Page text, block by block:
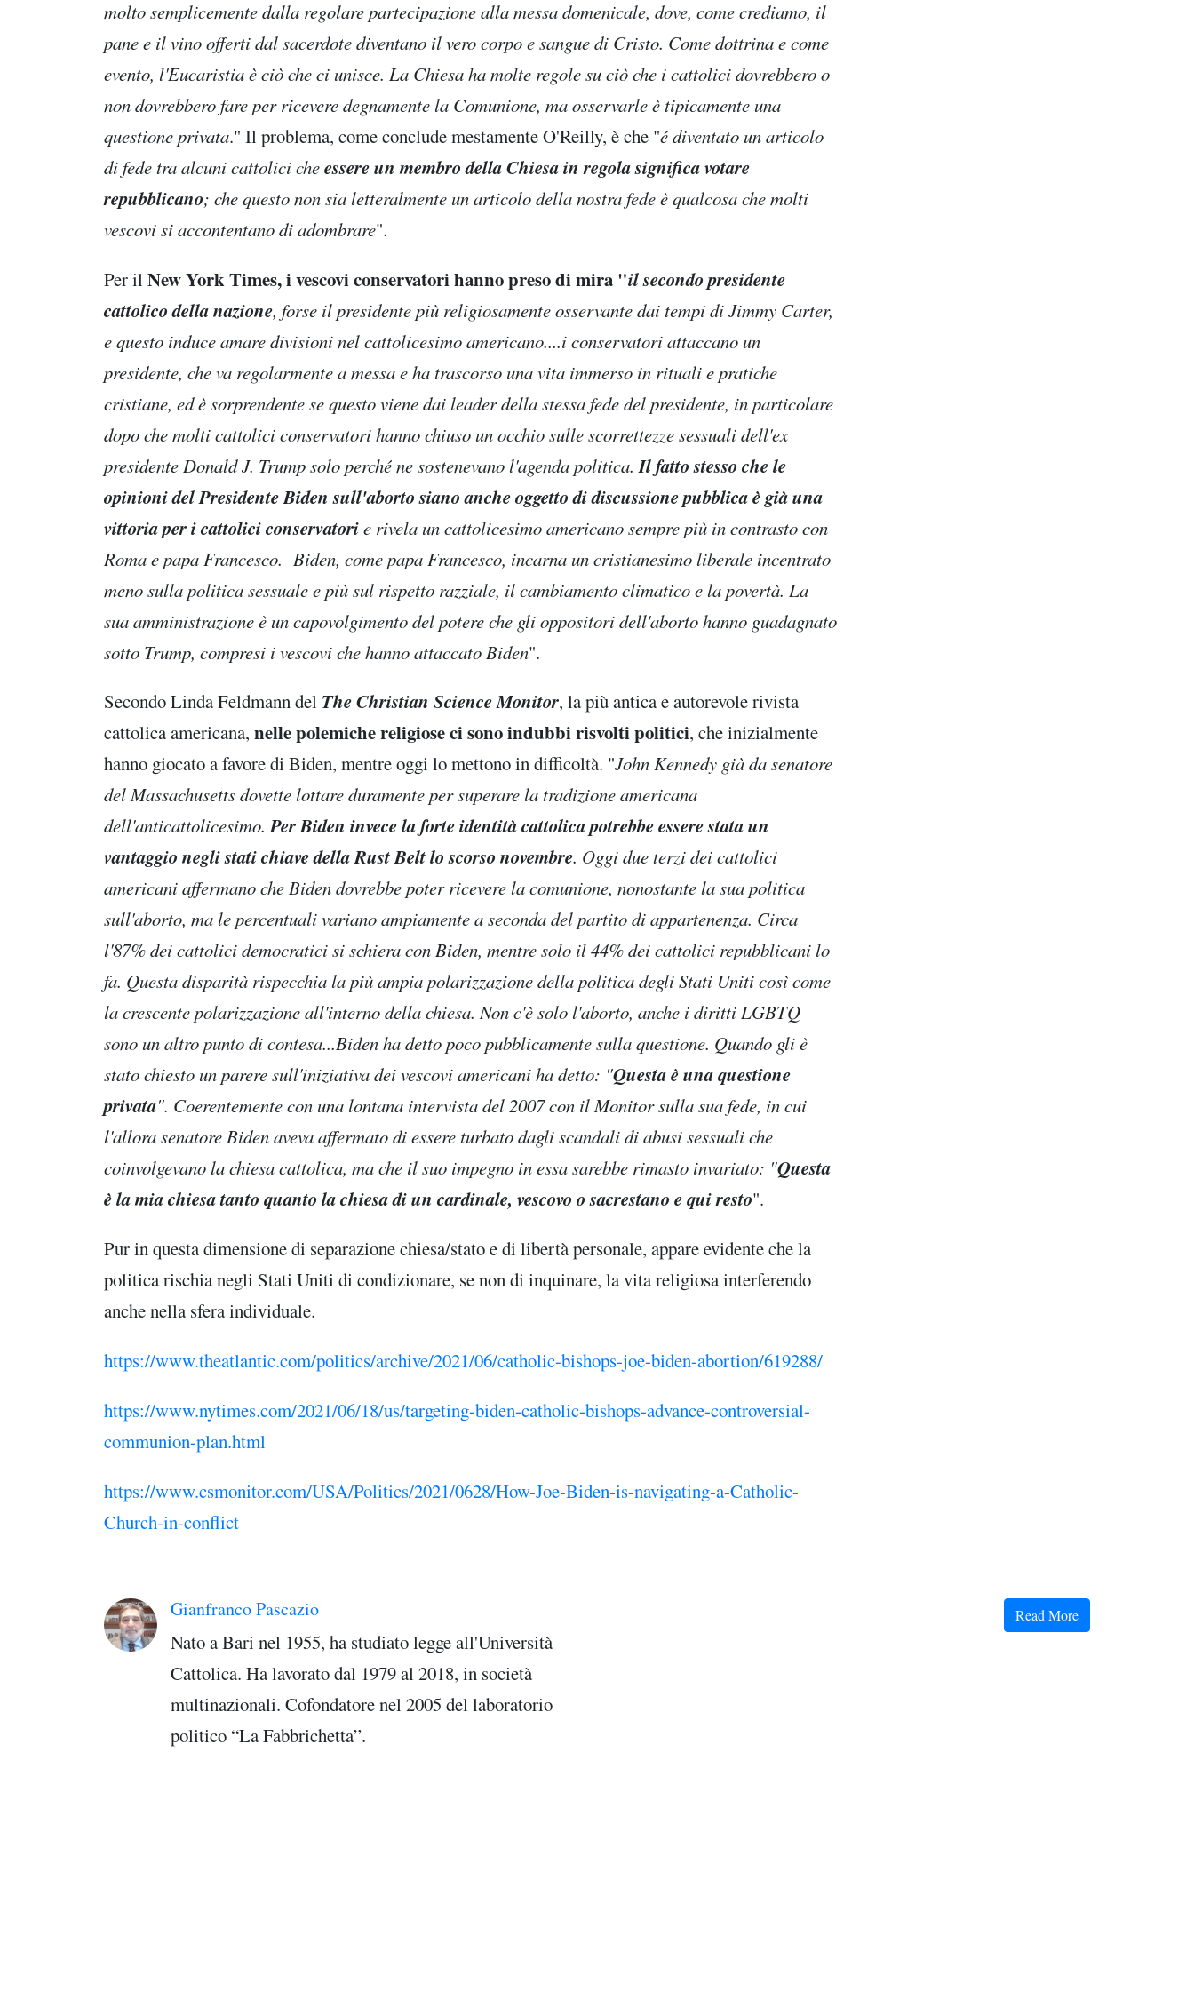
molto semplicemente dalla regolare partecipazione alla messa domenicale, dove, come crediamo, il
pane e il vino offerti dal sacerdote diventano il vero corpo e sangue di Cristo. Come dottrina e come
evento, l'Eucaristia è ciò che ci unisce. La Chiesa ha molte regole su ciò che i cattolici dovrebbero o
non dovrebbero fare per ricevere degnamente la Comunione, ma osservarle è tipicamente una
questione privata." Il problema, come conclude mestamente O'Reilly, è che "é diventato un articolo
di fede tra alcuni cattolici cheessere un membro della Chiesa in regola significa votare
repubblicano; che questo non sia letteralmente un articolo della nostra fede è qualcosa che molti
vescovi si accontentano di adombrare".
Per ilNew York Times,i vescovi conservatori hanno preso di mira "il secondo presidente
cattolico della nazione, forse il presidente più religiosamente osservante dai tempi di Jimmy Carter,
e questo induce amare divisioni nel cattolicesimo americano....i conservatori attaccano un
presidente, che va regolarmente a messa e ha trascorso una vita immerso in rituali e pratiche
cristiane, ed è sorprendente se questo viene dai leader della stessa fede del presidente, in particolare
dopo che molti cattolici conservatori hanno chiuso un occhio sulle scorrettezze sessuali dell'ex
presidente Donald J. Trump solo perché ne sostenevano l'agenda politica.Il fatto stesso che le
opinioni del Presidente Biden sull'aborto siano anche oggetto di discussione pubblica è già una
vittoria per i cattolici conservatorie rivela un cattolicesimo americano sempre più in contrasto con
Roma e papa Francesco. Biden, come papa Francesco, incarna un cristianesimo liberale incentrato
meno sulla politica sessuale e più sul rispetto razziale, il cambiamento climatico e la povertà. La
sua amministrazione è un capovolgimento del potere che gli oppositori dell'aborto hanno guadagnato
sotto Trump, compresi i vescovi che hanno attaccato Biden".
Secondo Linda Feldmann del The Christian Science Monitor, la più antica e autorevole rivista
cattolica americana, nelle polemiche religiose ci sono indubbi risvolti politici, che inizialmente
hanno giocato a favore di Biden, mentre oggi lo mettono in difficoltà. "John Kennedy già da senatore
del Massachusetts dovette lottare duramente per superare la tradizione americana
dell'anticattolicesimo.Per Biden invece la forte identità cattolica potrebbe essere stata un
vantaggio negli stati chiave della Rust Belt lo scorso novembre. Oggi due terzi dei cattolici
americani affermano che Biden dovrebbe poter ricevere la comunione, nonostante la sua politica
sull'aborto, ma le percentuali variano ampiamente a seconda del partito di appartenenza. Circa
l'87% dei cattolici democratici si schiera con Biden, mentre solo il 44% dei cattolici repubblicani lo
fa. Questa disparità rispecchia la più ampia polarizzazione della politica degli Stati Uniti così come
la crescente polarizzazione all'interno della chiesa. Non c'è solo l'aborto, anche i diritti LGBTQ
sono un altro punto di contesa...Biden ha detto poco pubblicamente sulla questione. Quando gli è
stato chiesto un parere sull'iniziativa dei vescovi americani ha detto: "Questa è una questione
privata". Coerentemente con una lontana intervista del 2007 con il Monitor sulla sua fede, in cui
l'allora senatore Biden aveva affermato di essere turbato dagli scandali di abusi sessuali che
coinvolgevano la chiesa cattolica, ma che il suo impegno in essa sarebbe rimasto invariato: "Questa
è la mia chiesa tanto quanto la chiesa di un cardinale, vescovo o sacrestano e qui resto".
Pur in questa dimensione di separazione chiesa/stato e di libertà personale, appare evidente che la
politica rischia negli Stati Uniti di condizionare, se non di inquinare, la vita religiosa interferendo
anche nella sfera individuale.
https://www.theatlantic.com/politics/archive/2021/06/catholic-bishops-joe-biden-abortion/619288/
https://www.nytimes.com/2021/06/18/us/targeting-biden-catholic-bishops-advance-controversial-
communion-plan.html
https://www.csmonitor.com/USA/Politics/2021/0628/How-Joe-Biden-is-navigating-a-Catholic-
Church-in-conflict
Gianfranco Pascazio
Nato a Bari nel 1955, ha studiato legge all'Università
Cattolica. Ha lavorato dal 1979 al 2018, in società
multinazionali. Cofondatore nel 2005 del laboratorio
politico “La Fabbrichetta”.
Read More